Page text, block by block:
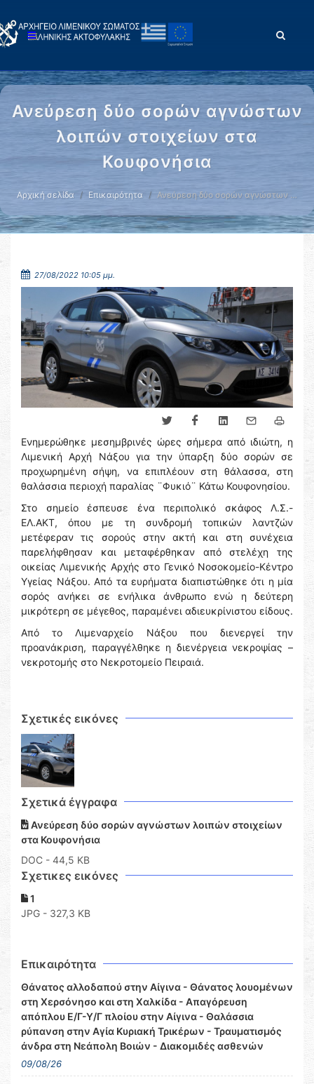
Ανεύρεση δύο σορών αγνώστων
λοιπών στοιχείων στα
Κουφονήσια
Αρχική σελίδα Επικαιρότητα Ανεύρεση δύο σορών αγνώστων …
27/08/2022 10:05 μμ.
Ενημερώθηκε μεσημβρινές ώρες σήμερα από ιδιώτη, η
Λιμενική Αρχή Νάξου για την ύπαρξη δύο σορών σε
προχωρημένη σήψη, να επιπλέουν στη θάλασσα, στη
θαλάσσια περιοχή παραλίας ¨Φυκιό¨ Κάτω Κουφονησίου.
Στο σημείο έσπευσε ένα περιπολικό σκάφος Λ.Σ.-
ΕΛ.ΑΚΤ, όπου με τη συνδρομή τοπικών λαντζών
μετέφεραν τις σορούς στην ακτή και στη συνέχεια
παρελήφθησαν και μεταφέρθηκαν από στελέχη της
οικείας Λιμενικής Αρχής στο Γενικό Νοσοκομείο-Κέντρο
Υγείας Νάξου. Από τα ευρήματα διαπιστώθηκε ότι η μία
σορός ανήκει σε ενήλικα άνθρωπο ενώ η δεύτερη
μικρότερη σε μέγεθος, παραμένει αδιευκρίνιστου είδους.
Από το Λιμεναρχείο Νάξου που διενεργεί την
προανάκριση, παραγγέλθηκε η διενέργεια νεκροψίας –
νεκροτομής στο Νεκροτομείο Πειραιά.
Σχετικές εικόνες
Σχετικά έγγραφα
Ανεύρεση δύο σορών αγνώστων λοιπών στοιχείων
στα Κουφονήσια
DOC - 44,5 KB
Σχετικες εικόνες
1
JPG - 327,3 KB
Επικαιρότητα
Θάνατος αλλοδαπού στην Αίγινα - Θάνατος λουομένων
στη Χερσόνησο και στη Χαλκίδα - Απαγόρευση
απόπλου Ε/Γ-Υ/Γ πλοίου στην Αίγινα - Θαλάσσια
ρύπανση στην Αγία Κυριακή Τρικέρων - Τραυματισμός
άνδρα στη Νεάπολη Βοιών - Διακομιδές ασθενών
09/08/26